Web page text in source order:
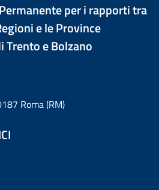
per i rapporti tra
e le Province
Trento e Bolzano
Roma (RM)